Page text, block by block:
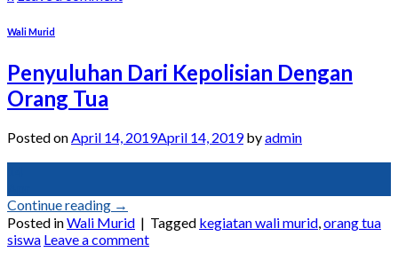
Wali Murid
Penyuluhan Dari Kepolisian Dengan
Orang Tua
Posted onApril 14, 2019April 14, 2019byadmin
Continue reading →
Posted inWali Murid | Tagged kegiatan wali murid,orang tua
siswa Leave a comment